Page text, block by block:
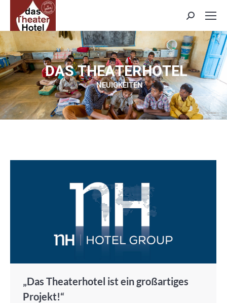
Search:
DAS THEATERHOTEL
NEUIGKEITEN
„Das Theaterhotel ist ein großartiges
Projekt!“